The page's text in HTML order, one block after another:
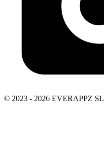
© 2023 - 2026 EVERAPPZ SL